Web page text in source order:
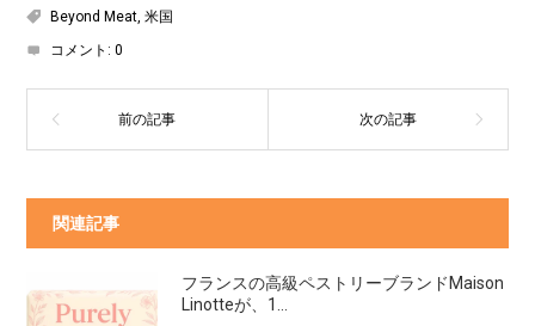
Beyond Meat,米国
コメント:0
関連記事
フランスの高級ペストリーブランドMaison
Linotteが、1...